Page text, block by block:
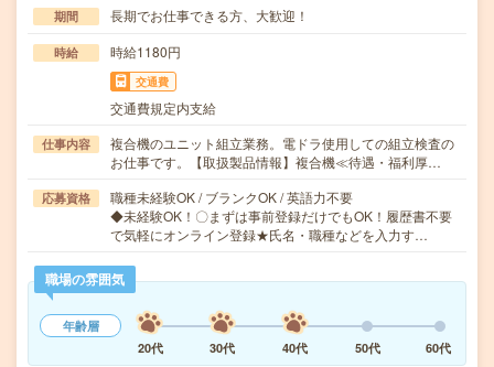
期間 長期でお仕事できる方、大歓迎！
時給 時給1180円
交通費
交通費規定内支給
仕事内容
複合機のユニット組立業務。電ドラ使用しての組立検査の
お仕事です。【取扱製品情報】複合機≪待遇・福利厚…
応募資格
職種未経験OK / ブランクOK / 英語力不要
◆未経験OK！〇まずは事前登録だけでもOK！履歴書不要
で気軽にオンライン登録★氏名・職種などを入力す…
職場の雰囲気
年齢層
20代
30代 40代 50代 60代